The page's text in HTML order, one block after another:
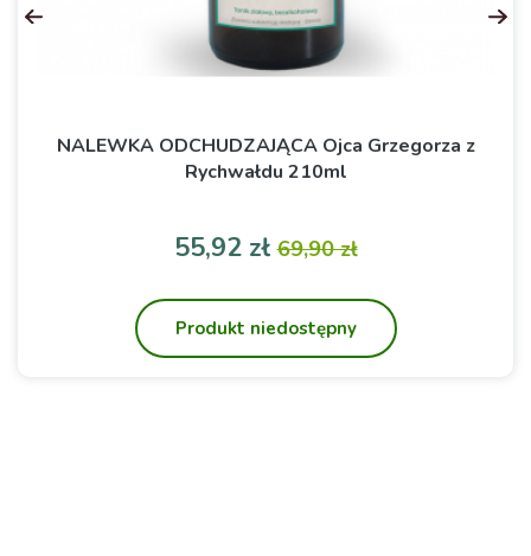
NALEWKA ODCHUDZAJĄCA Ojca Grzegorza z
Rychwałdu 210ml
Cena
55,92 złCena podstawowa
69,90 zł
Produkt niedostępny